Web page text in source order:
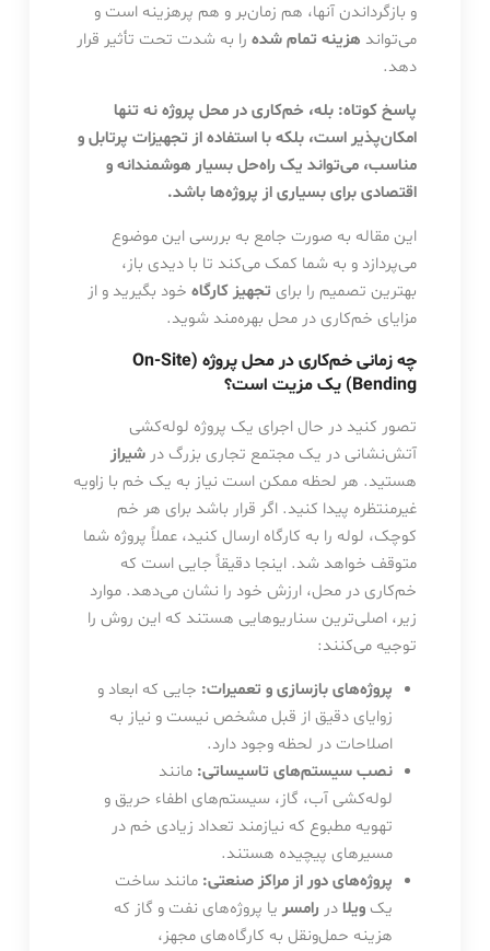
و بازگرداندن آنها، هم زمان‌بر و هم پرهزینه است و
می‌تواند هزینه تمام شدهرا به شدت تحت تأثیر قرار
دهد.
پاسخ کوتاه: بله، خم‌کاری در محل پروژه نه تنها
امکان‌پذیر است، بلکه با استفاده از تجهیزات پرتابل و
مناسب، می‌تواند یک راه‌حل بسیار هوشمندانه و
اقتصادی برای بسیاری از پروژه‌ها باشد.
این مقاله به صورت جامع به بررسی این موضوع
می‌پردازد و به شما کمک می‌کند تا با دیدی باز،
بهترین تصمیم را برای تجهیز کارگاهخود بگیرید و از
مزایای خم‌کاری در محل بهره‌مند شوید.
چه زمانی خم‌کاری در محل پروژه (On-Site
Bending) یک مزیت است؟
تصور کنید در حال اجرای یک پروژه لوله‌کشی
آتش‌نشانی در یک مجتمع تجاری بزرگ درشیراز
هستید. هر لحظه ممکن است نیاز به یک خم با زاویه
غیرمنتظره پیدا کنید. اگر قرار باشد برای هر خم
کوچک، لوله را به کارگاه ارسال کنید، عملاً پروژه شما
متوقف خواهد شد. اینجا دقیقاً جایی است که
خم‌کاری در محل، ارزش خود را نشان می‌دهد. موارد
زیر، اصلی‌ترین سناریوهایی هستند که این روش را
توجیه می‌کنند:
پروژه‌های بازسازی و تعمیرات: جایی که ابعاد و
زوایای دقیق از قبل مشخص نیست و نیاز به
اصلاحات در لحظه وجود دارد.
نصب سیستم‌های تاسیساتی: مانند
لوله‌کشی آب، گاز، سیستم‌های اطفاء حریق و
تهویه مطبوع که نیازمند تعداد زیادی خم در
مسیرهای پیچیده هستند.
پروژه‌های دور از مراکز صنعتی: مانند ساخت
یکویلا در رامسریا پروژه‌های نفت و گاز که
هزینه حمل‌ونقل به کارگاه‌های مجهز،